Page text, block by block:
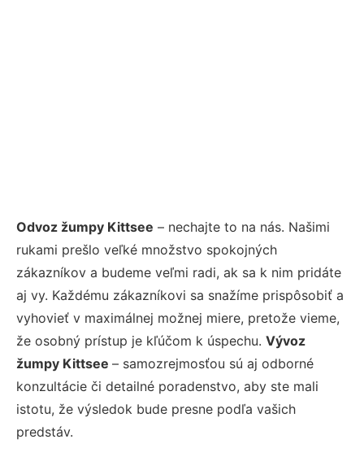
Odvoz žumpy Kittsee – nechajte to na nás. Našimi
rukami prešlo veľké množstvo spokojných
zákazníkov a budeme veľmi radi, ak sa k nim pridáte
aj vy. Každému zákazníkovi sa snažíme prispôsobiť a
vyhovieť v maximálnej možnej miere, pretože vieme,
že osobný prístup je kľúčom k úspechu. Vývoz
žumpy Kittsee – samozrejmosťou sú aj odborné
konzultácie či detailné poradenstvo, aby ste mali
istotu, že výsledok bude presne podľa vašich
predstáv.